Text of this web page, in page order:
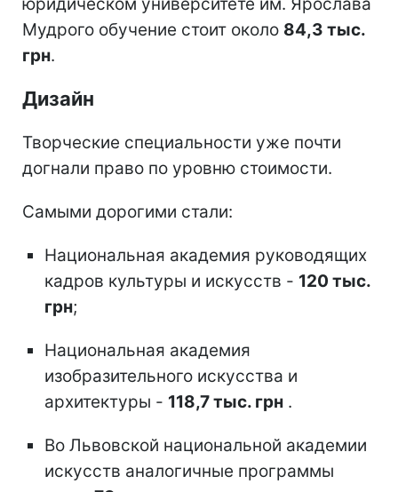
Мудрого обучение стоит около 84,3 тыс.
грн.
Дизайн
Творческие специальности уже почти
догнали право по уровню стоимости.
Самыми дорогими стали:
Национальная академия руководящих
кадров культуры и искусств - 120 тыс.
грн;
Национальная академия
изобразительного искусства и
архитектуры - 118,7 тыс. грн .
Во Львовской национальной академии
искусств аналогичные программы